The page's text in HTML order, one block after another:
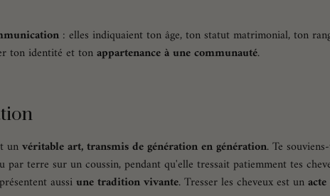
: elles indiquaient ton âge, ton statut matrimonial, ton
ton identité et tonappartenance à une communauté.
unvéritable art, transmis de génération en génération. Te
terre sur un coussin, pendant qu'elle tressait patiemment tes
aussiune tradition vivante. Tresser les cheveux est un